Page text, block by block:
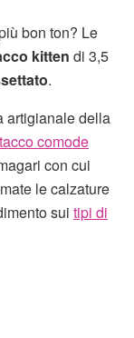
bon ton? Le
kitten di 3,5
.
artigianale della
comode
con cui
le calzature
sui tipi di